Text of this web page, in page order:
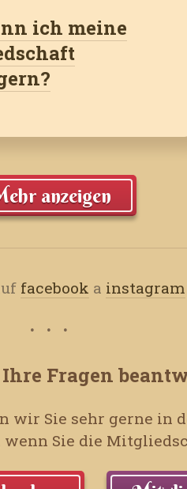
ich meine
anzeigen
facebook a instagram
Fragen
wir Sie sehr gerne in
Sie die